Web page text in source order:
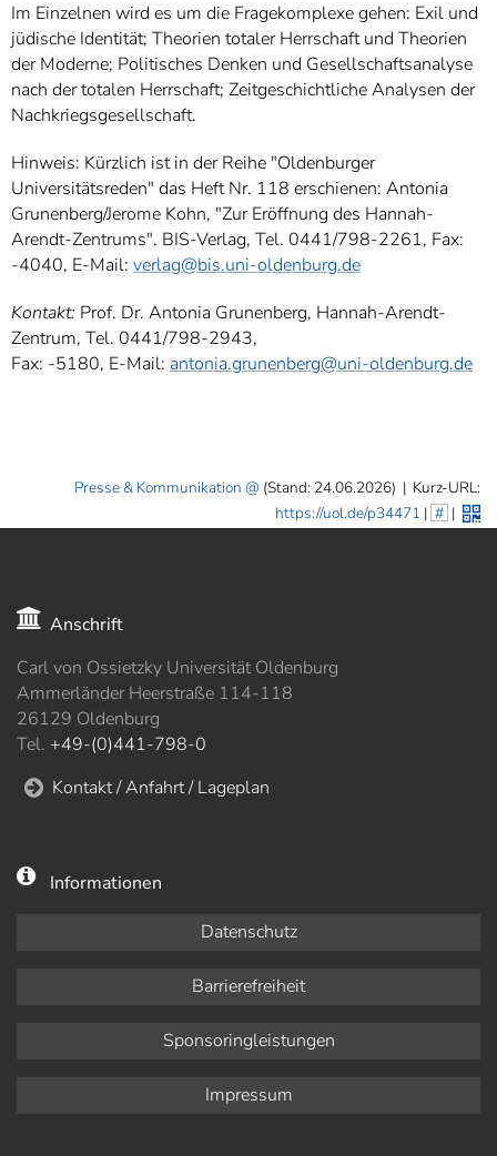
Im Einzelnen wird es um die Fragekomplexe gehen: Exil und
jüdische Identität; Theorien totaler Herrschaft und Theorien
der Moderne; Politisches Denken und Gesellschaftsanalyse
nach der totalen Herrschaft; Zeitgeschichtliche Analysen der
Nachkriegsgesellschaft.
Hinweis: Kürzlich ist in der Reihe "Oldenburger
Universitätsreden" das Heft Nr. 118 erschienen: Antonia
Grunenberg/Jerome Kohn, "Zur Eröffnung des Hannah-
Arendt-Zentrums". BIS-Verlag, Tel. 0441/798-2261, Fax:
-4040, E-Mail: verlag@bis.uni-oldenburg.de
Kontakt: Prof. Dr. Antonia Grunenberg, Hannah-Arendt-
Zentrum, Tel. 0441/798-2943,
Fax: -5180, E-Mail: antonia.grunenberg@uni-oldenburg.de
Presse & Kommunikation (Stand: 24.06.2026) | Kurz-URL:
https://uol.de/p34471 | # |
Anschrift
Carl von Ossietzky Universität Oldenburg
Ammerländer Heerstraße 114-118
26129 Oldenburg
Tel. +49-(0)441-798-0
Kontakt / Anfahrt / Lageplan
Informationen
Datenschutz
Barrierefreiheit
Sponsoringleistungen
Impressum